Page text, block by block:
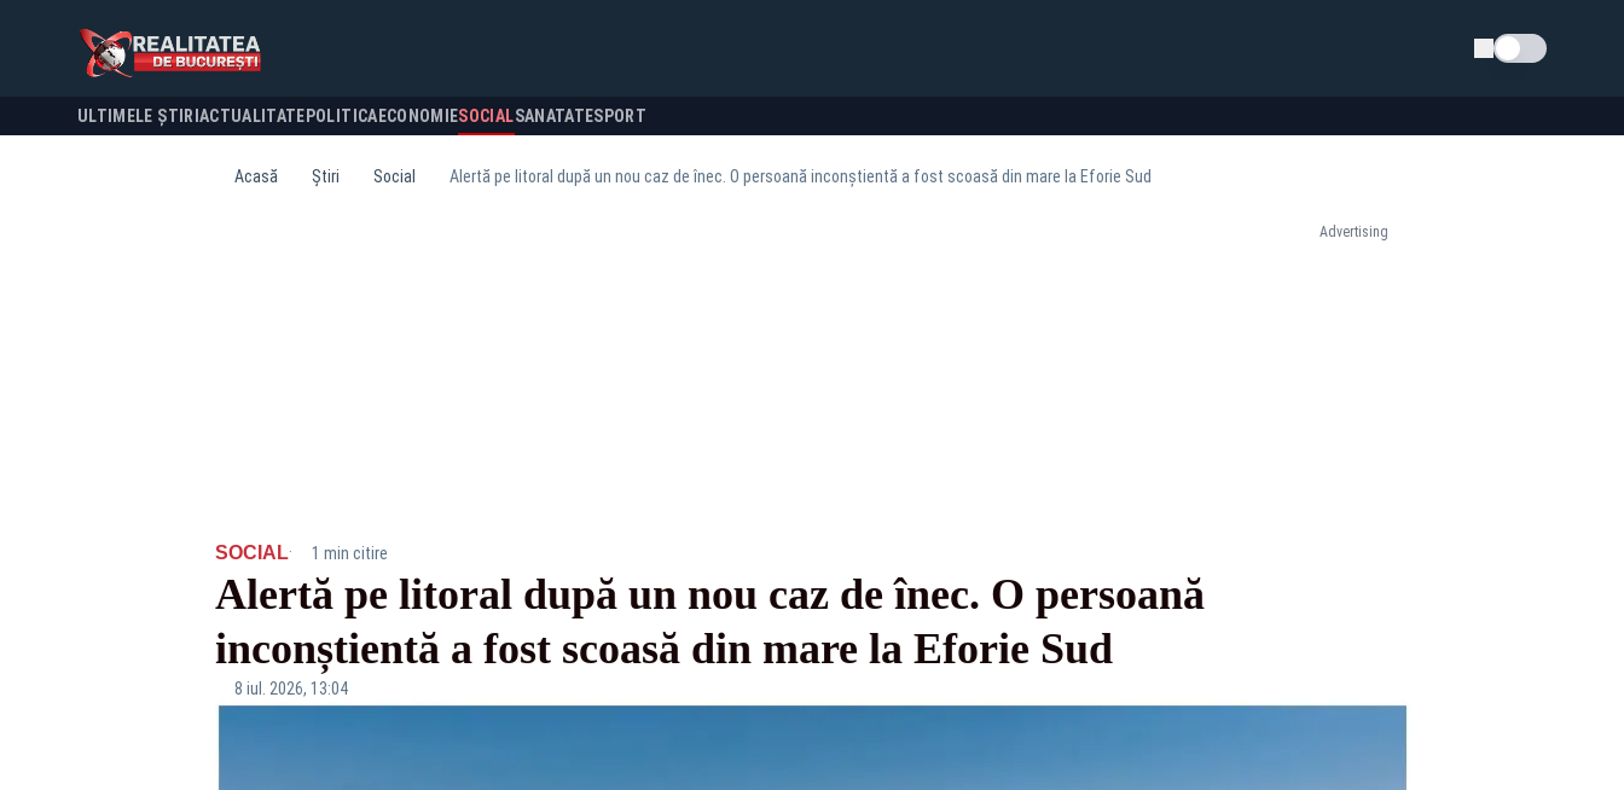
Schimba tema
ULTIMELE ȘTIRI ACTUALITATE POLITICA ECONOMIESOCIALSANATATESPORT
Acasă Știri Social Alertă pe litoral după un nou caz de înec. O persoană inconștientă a fost scoasă din mare la Eforie Sud
Advertising
SOCIAL· 1 min citire
Alertă pe litoral după un nou caz de înec. O persoană
inconștientă a fost scoasă din mare la Eforie Sud
8 iul. 2026, 13:04